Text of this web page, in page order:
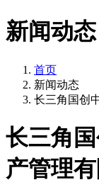
新闻动态
首页
新闻动态
长三角国创
长三角
产管理